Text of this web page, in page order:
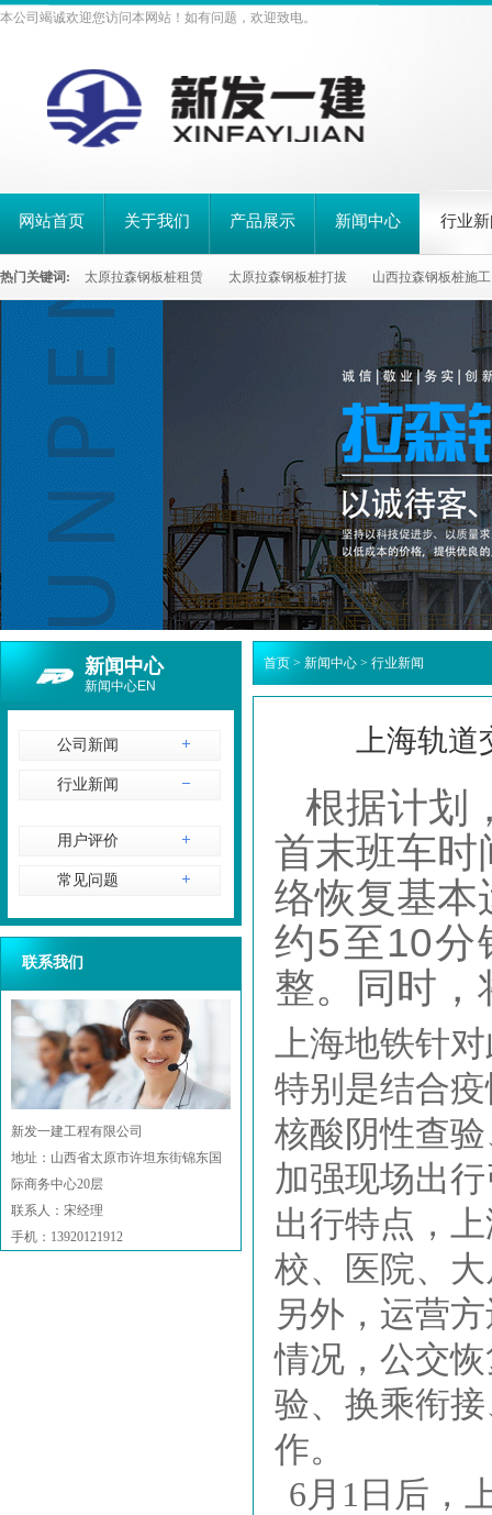
本公司竭诚欢迎您访问本网站！如有问题，欢迎致电。
网站首页 关于我们 产品展示 新闻中心 行业
热门关键词: 太原拉森钢板桩租赁 太原拉森钢板桩打拔 山西拉森钢板桩施工
新闻中心
新闻中心EN
公司新闻
行业新闻
用户评价
常见问题
联系我们
新发一建工程有限公司
地址：山西省太原市许坦东街锦东国
际商务中心20层
联系人：宋经理
手机：13920121912
首页 > 新闻中心 > 行业新闻
上海轨
根据计划
首末班车时
络恢复基本
约5至10分
整。同时，
上海地铁针
特别是结合
核酸阴性查
加强现场出
出行特点，
校、医院、
另外，运营
情况，公交
验、换乘衔
作。
6月1日后，